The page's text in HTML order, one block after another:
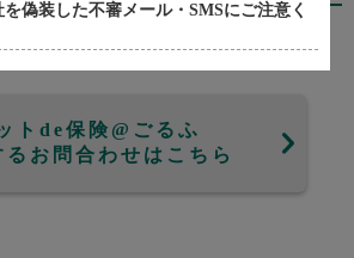
を偽装した不審メール・SMSにご注意く
海上火災保険株式会社
トde保険@ごるふ
るお問合わせはこちら